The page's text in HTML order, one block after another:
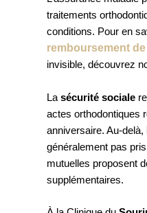
traitements
conditions. Pour en
remboursement
invisible, découvrez
La sécurité sociale
actes orthodontiques
anniversaire. Au-delà,
généralement pas
mutuelles proposent
supplémentaires.